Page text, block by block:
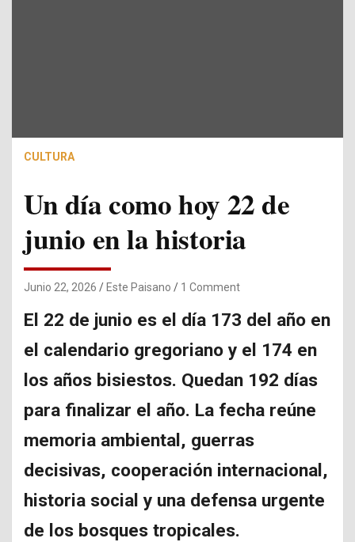
CULTURA
Un día como hoy 22 de
junio en la historia
Junio 22, 2026 Este Paisano 1 Comment
El 22 de junio es el día 173 del año en
el calendario gregoriano y el 174 en
los años bisiestos. Quedan 192 días
para finalizar el año. La fecha reúne
memoria ambiental, guerras
decisivas, cooperación internacional,
historia social y una defensa urgente
de los bosques tropicales.